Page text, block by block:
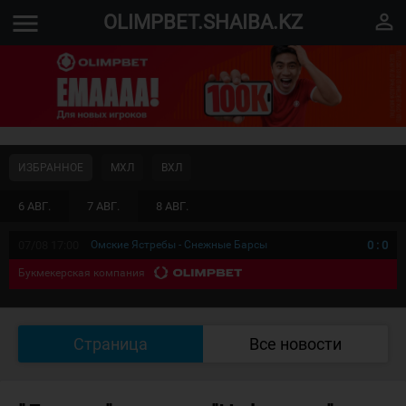
menu OLIMPBET.SHAIBA.KZ perm_identity
6 АВГ. 7 АВГ. 8 АВГ.
ИЗБРАННОЕ МХЛ ВХЛ
Омские Ястребы - Снежные Барсы 0 : 0
Букмекерская компания
Страница Все новости